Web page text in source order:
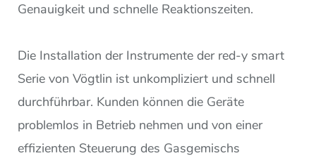
Genauigkeit und schnelle Reaktionszeiten.
Die Installation der Instrumente der red-y smart
Serie von Vögtlin ist unkompliziert und schnell
durchführbar. Kunden können die Geräte
problemlos in Betrieb nehmen und von einer
effizienten Steuerung des Gasgemischs